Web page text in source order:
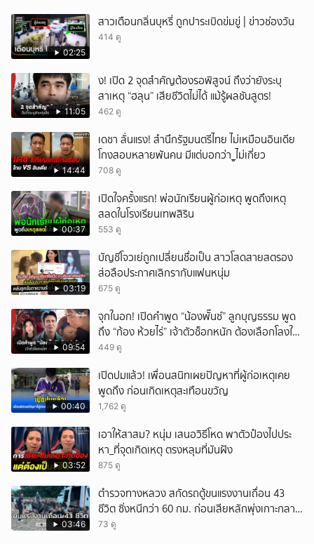
02:25
สาวเตือนกลิ่นบุหรี่ ถูกปาระเบิดข่มขู่ | ข่าวช่องวัน
414 ดู
11:05
ึ้ง! เปิด 2 จุดสำคัญต้องรอพิสูจน์ ถึงว่ายังระบุ
สาเหตุ “ฮลุน” เสียชีวิตไม่ได้ แม้รู้ผลชันสูตร!
462 ดู
14:44
เดชา ลั่นแรง! สำนึกรัฐมนตรีไทย ไม่เหมือนอินเดีย
โกงสอบหลายพันคน มีแต่บอกว่า_ูไม่เกี่ยว
708 ดู
00:37
เปิดใจครั้งแรก! พ่อนักเรียนผู้ก่อเหตุ พูดถึงเหตุ
สลดในโรงเรียนเทพสิริน
553 ดู
03:19
บัญชีโจวเย่ถูกเปลี่ยนชื่อเป็น สาวโสดสายสตรอง
ส่อลือประกาศเลิกรากับแฟนหนุ่ม
675 ดู
09:54
จุกในอก! เปิดคำพูด “น้องพั๊นซ์” ลูกบุญธรรม พูด
ถึง “ก้อง ห้วยไร่” เจ้าตัวช็อกหนัก ต้องเลือกโลงให้
ลูก!
449 ดู
00:40
เปิดปมแล้ว! เพื่อนสนิทเผยปัญหาที่ผู้ก่อเหตุเคย
พูดถึง ก่อนเกิดเหตุสะเทือนขวัญ
1,762 ดู
03:52
เอาให้สาสม? หนุ่ม เสนอวิธีโหด พาตัวป๋องไปประ
หา_ที่จุดเกิดเหตุ ตรงหลุมที่มันฝัง
875 ดู
03:46
ตำรวจทางหลวง สกัดรถตู้ขนแรงงานเถื่อน 43
ชีวิต ซิ่งหนีกว่า 60 กม. ก่อนเสียหลักพุ่งเกาะกลาง
ถนน
73 ดู